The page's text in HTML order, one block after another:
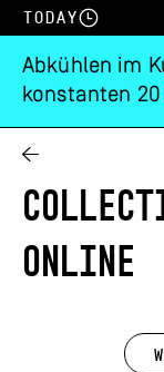
Today
Abkühlen im
konstanten 20
ONLINE